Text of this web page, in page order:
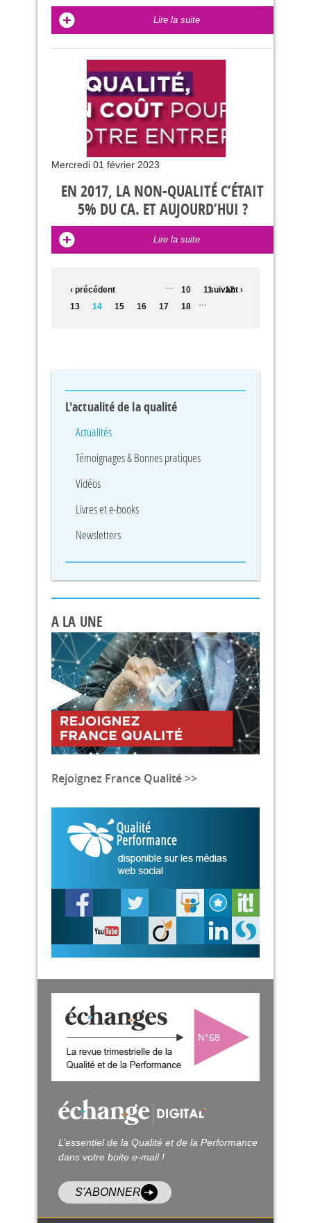
Lire la suite
Mercredi 01 février 2023
EN 2017, LA NON-QUALITÉ C’ÉTAIT
5% DU CA. ET AUJOURD’HUI ?
Lire la suite
PAGES
‹ précédent … 10 11
12
13
14 15 16 17 18 …
suivant ›
L'actualité de la qualité
Actualités
Témoignages & Bonnes pratiques
Vidéos
Livres et e-books
Newsletters
A LA UNE
Rejoignez France Qualité >>
N°68
L’essentiel de la Qualité et de la Performance
dans votre boite e-mail !
S'ABONNER